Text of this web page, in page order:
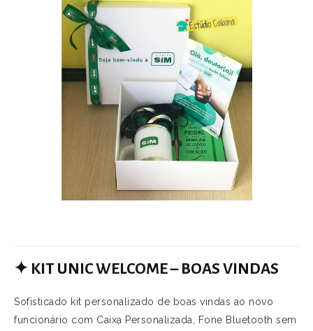
✦ KIT UNIC WELCOME – BOAS VINDAS
Sofisticado kit personalizado de boas vindas ao novo
funcionário com Caixa Personalizada, Fone Bluetooth sem